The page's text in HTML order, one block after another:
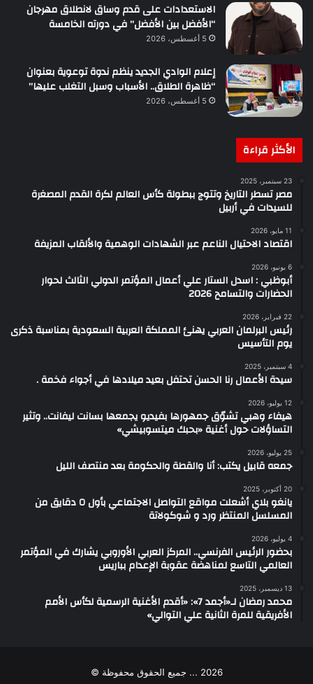
الاستعدادات على قدم وساق لانطلاق مهرجان
“الأفضل بين الأفضل” في دورته الخامسة
5 أغسطس، 2026
إعلام الوادي الجديد ينظم ندوة توعوية بعنوان
“ظاهرة الطلاق.. الأسباب وسبل التغلب عليها”
5 أغسطس، 2026
الأكثر قراءة
23 سبتمبر، 2025
مصر تسطر التاريخ وتتوج ببطولة كأس العالم لكرة القدم المصغرة
للسيدات في أربيل
11 مايو، 2026
اقتصاد الاحتيال الناعم عبر الشهادات الوهمية والألقاب المزيفة
6 يونيو، 2026
أبوظبي : اسدل الستار علي أعمال المؤتمر الدولي الثالث لحوار
الحضارات والتسامح 2026
22 فبراير، 2026
رئيس البرلمان العربي يهنئ المملكة العربية السعودية بمناسبة ذكرى
يوم التأسيس
4 سبتمبر، 2025
سيدة الأعمال رنا الحسن تحتفل بعيد ميلادها في أجواء فخمة .
12 يوليو، 2026
هيفاء وهبي تشوّق جمهورها بفيديو يجمعها بسانت ليفانت.. وتثير
التساؤلات حول أغنية «بحبك ميتسوبيشي»
25 يوليو، 2026
جمعه قابيل يكتب: أنا والقطة والحكومة بعد منتصف الليل
20 أكتوبر، 2025
يانغو بلاي أشعلت مواقع التواصل الاجتماعي بأول ٥ دقايق من
المسلسل المنتظر ورد و شوكولاتة
4 يوليو، 2026
بحضور الرئيس الفرنسي.. المركز العربي الأوروبي يشارك في المؤتمر
العالمي التاسع لمناهضة عقوبة الإعدام بباريس
13 ديسمبر، 2025
محمد رمضان لـ«أجمد 7»: «أقدم الأغنية الرسمية لكأس الأمم
الأفريقية للمرة الثانية علي التوالي»
2026 ... جميع الحقوق محفوظة ©